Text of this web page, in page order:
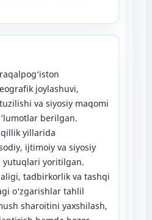
joylashuvi,
va siyosiy maqomi
berilgan.
yillarida
ijtimoiy va siyosiy
yutuqlari yoritilgan.
tadbirkorlik va tashqi
o‘zgarishlar tahlil
sharoitini yaxshilash,